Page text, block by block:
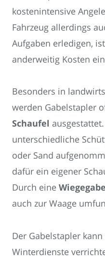
kostenintensive
Fahrzeug allerdings
Aufgaben erledigen,
anderweitig Kosten
Besonders in
werden Gabelstapler
Schaufel
unterschiedliche
oder Sand
dafür ein eigener
Durch eine
auch zur Waage
Der Gabelstapler
Winterdienste